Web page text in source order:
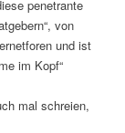
penetrante
von
und ist
im Kopf“
mal schreien,